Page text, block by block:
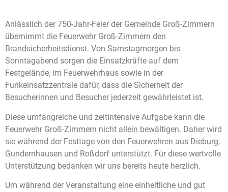
Anlässlich der 750-Jahr-Feier der Gemeinde Groß-Zimmern
übernimmt die Feuerwehr Groß-Zimmern den
Brandsicherheitsdienst. Von Samstagmorgen bis
Sonntagabend sorgen die Einsatzkräfte auf dem
Festgelände, im Feuerwehrhaus sowie in der
Funkeinsatzzentrale dafür, dass die Sicherheit der
Besucherinnen und Besucher jederzeit gewährleistet ist.
Diese umfangreiche und zeitintensive Aufgabe kann die
Feuerwehr Groß-Zimmern nicht allein bewältigen. Daher wird
sie während der Festtage von den Feuerwehren aus Dieburg,
Gundernhausen und Roßdorf unterstützt. Für diese wertvolle
Unterstützung bedanken wir uns bereits heute herzlich.
Um während der Veranstaltung eine einheitliche und gut